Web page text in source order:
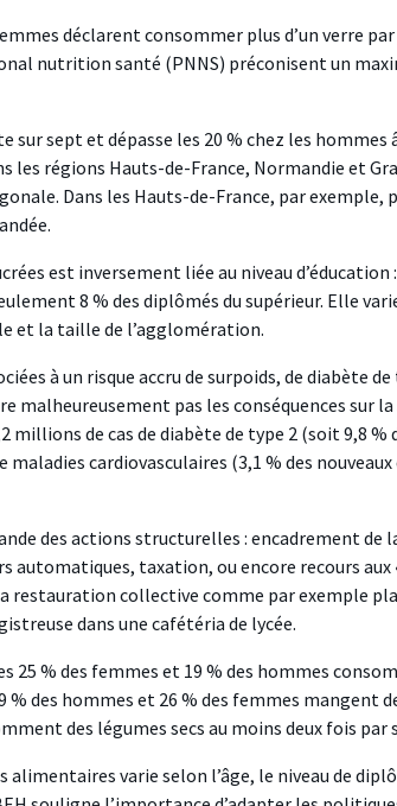
déclarent consommer plus d’un verre
nutrition santé (PNNS) préconisent un
sept et dépasse les 20 % chez les hommes
les régions Hauts-de-France, Normandie et
Dans les Hauts-de-France, par exemple,
est inversement liée au niveau d’éducation
8 % des diplômés du supérieur. Elle
et la taille de l’agglomération.
à un risque accru de surpoids, de diabète
malheureusement pas les conséquences sur
millions de cas de diabète de type 2 (soit 9,8 %
cardiovasculaires (3,1 % des
des actions structurelles : encadrement de
automatiques, taxation, ou encore recours aux
restauration collective comme par exemple
dans une cafétéria de lycée.
25 % des femmes et 19 % des hommes
des hommes et 26 % des femmes mangent
des légumes secs au moins deux fois par
varie selon l’âge, le niveau de